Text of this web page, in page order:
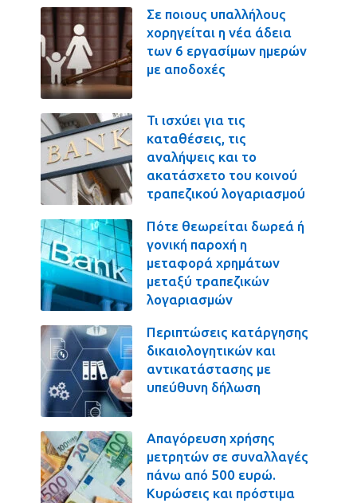
Σε ποιους υπαλλήλους
χορηγείται η νέα άδεια
των 6 εργασίμων ημερών
με αποδοχές
Τι ισχύει για τις
καταθέσεις, τις
αναλήψεις και το
ακατάσχετο του κοινού
τραπεζικού λογαριασμού
Πότε θεωρείται δωρεά ή
γονική παροχή η
μεταφορά χρημάτων
μεταξύ τραπεζικών
λογαριασμών
Περιπτώσεις κατάργησης
δικαιολογητικών και
αντικατάστασης με
υπεύθυνη δήλωση
Απαγόρευση χρήσης
μετρητών σε συναλλαγές
πάνω από 500 ευρώ.
Κυρώσεις και πρόστιμα